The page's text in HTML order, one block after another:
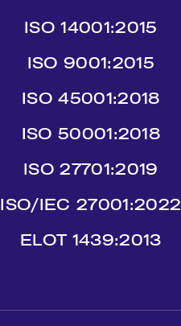
ISO 14001:2015
ISO 9001:2015
ISO 45001:2018
ISO 50001:2018
ISO 27701:2019
ISO/IEC 27001:2022
ΕLΟΤ 1439:2013